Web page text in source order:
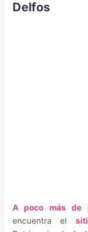
Delfos
A poco más de
encuentra el